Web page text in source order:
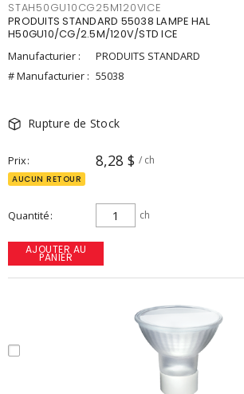
STAH50GU10CG25M120VICE
PRODUITS STANDARD 55038 LAMPE HAL
H50GU10/CG/2.5M/120V/STD ICE
Manufacturier :
PRODUITS STANDARD
# Manufacturier : 55038
Rupture de Stock
Prix 8,28 $ / ch
AUCUN RETOUR
Quantité ch
AJOUTER AU
PANIER